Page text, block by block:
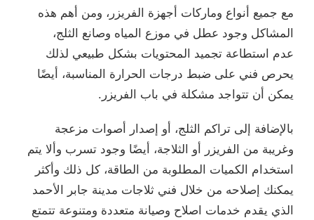
مع جميع أنواع وماركات أجهزة الفريزر، ومن أهم هذه
المشاكل وجود عطل في موزع المياه وصانع الثلج،
عدم استطاعة تجميد المحتويات بشكل طبيعي لذلك
يحرص فني على ضبط درجات الحرارة المناسبة، أيضًا
يمكن أن تتواجد مشكلة في باب الفريزر.
بالإضافة إلى تراكم الثلج، أو إصدار أصوات مزعجة
وغريبة من الفريزر أو الثلاجة، أيضًا وجود تسرب وألا يتم
استخدام الكميات المطلوبة من الطاقة، كل ذلك وأكثر
يمكنك إصلاحه من خلال فني ثلاجات مدينة جابر الأحمد
الذي يقدم خدمات اصلاح وصيانة متعددة ومتنوعة تتمتع